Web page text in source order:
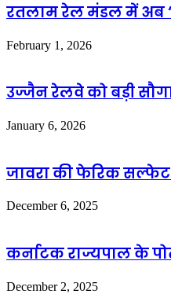
रतलाम रेल मंडल में अब
February 1, 2026
उज्जैन रेलवे को बड़ी
January 6, 2026
जावरा की फेरिक सल्फेट
December 6, 2025
कर्नाटक राज्यपाल के
December 2, 2025